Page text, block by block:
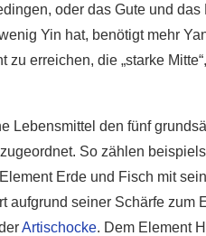
oder das Gute und das
Yin hat, benötigt mehr
erreichen, die „starke
Lebensmittel den fünf
So zählen
Erde und Fisch mit
aufgrund seiner Schärfe zum
Artischocke. Dem Element